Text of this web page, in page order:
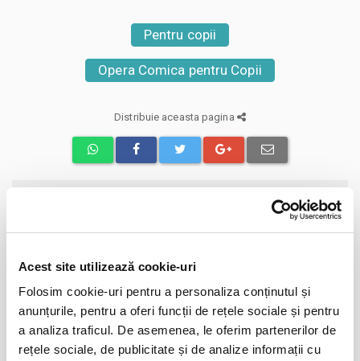
Acest site utilizează cookie-uri
Folosim cookie-uri pentru a personaliza conținutul și
anunțurile, pentru a oferi funcții de rețele sociale și pentru
a analiza traficul. De asemenea, le oferim partenerilor de
rețele sociale, de publicitate și de analize informații cu
Pentru copii
Opera Comica pentru Copii
Distribuie aceasta pagina
BILETE